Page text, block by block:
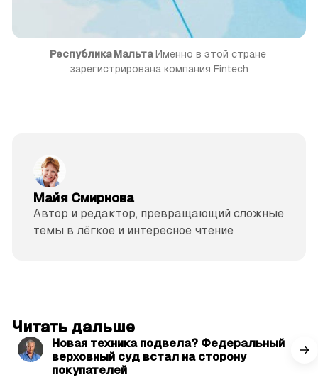
Республика Мальта Именно в этой стране
зарегистрирована компания Fintech
Майя Смирнова
Автор и редактор, превращающий сложные
темы в лёгкое и интересное чтение
Читать дальше
Новая техника подвела? Федеральный
верховный суд встал на сторону
покупателей